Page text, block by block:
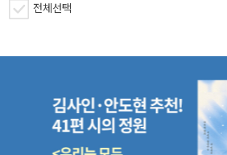
전체선택